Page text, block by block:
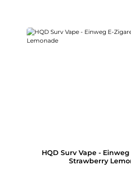
HQD Surv Vape -
Strawberry